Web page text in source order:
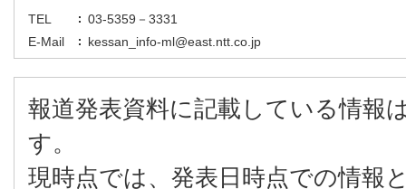
TEL
03-5359－3331
E-Mail
kessan_info-ml@east.ntt.co.jp
報道発表資料に記載している情報
す。
現時点では、発表日時点での情報